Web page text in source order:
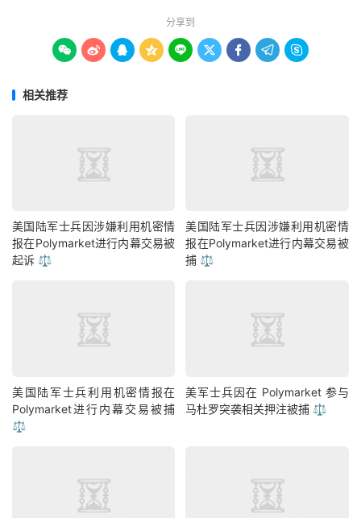
分享到
        
相关推荐
美国陆军士兵因涉嫌利用机密情
报在Polymarket进行内幕交易被
起诉 ⚖️
美国陆军士兵因涉嫌利用机密情
报在Polymarket进行内幕交易被
捕 ⚖️
美国陆军士兵利用机密情报在
Polymarket进行内幕交易被捕
⚖️
美军士兵因在 Polymarket 参与
马杜罗突袭相关押注被捕 ⚖️